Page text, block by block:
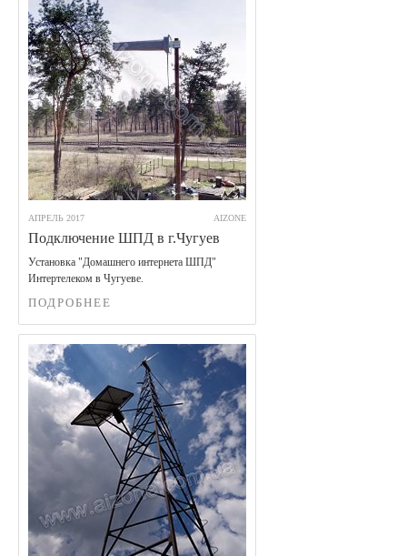
АПРЕЛЬ 2017 AIZONE
Подключение ШПД в г.Чугуев
Установка "Домашнего интернета ШПД"
Интертелеком в Чугуеве.
ПОДРОБНЕЕ